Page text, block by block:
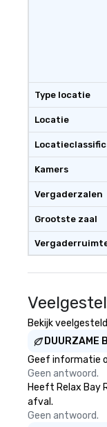
Type locatie
Locatie
Kamers
Vergaderzalen
Grootste zaal
Bekijk
DUURZAME
Geef informatie
Geen antwoord.
Heeft Relax Bay
afval.
Geen antwoord.